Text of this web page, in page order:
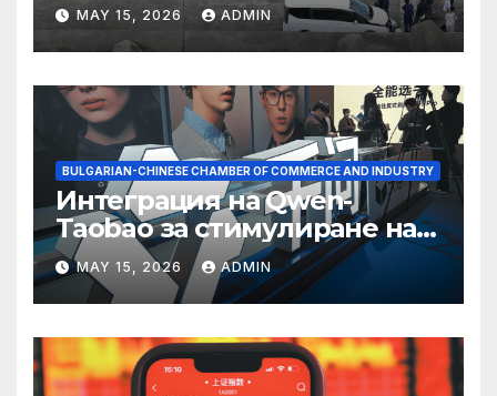
MAY 15, 2026 ADMIN
BULGARIAN-CHINESE CHAMBER OF COMMERCE AND INDUSTRY
Интеграция на Qwen-
Taobao за стимулиране на
пазаруването 618
MAY 15, 2026 ADMIN